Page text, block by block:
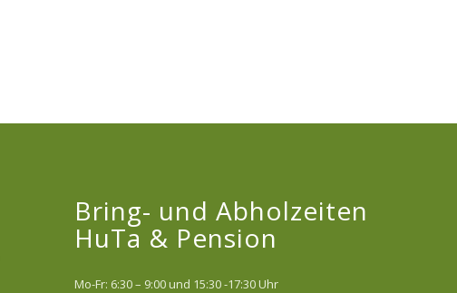
Bring- und Abholzeiten
HuTa & Pension
Mo-Fr: 6:30 – 9:00 und 15:30 -17:30 Uhr